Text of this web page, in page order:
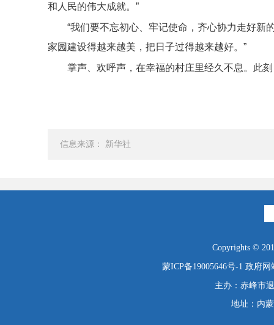
和人民的伟大成就。”
“我们要不忘初心、牢记使命，齐心协力走好
家园建设得越来越美，把日子过得越来越好。”
掌声、欢呼声，在幸福的村庄里经久不息。此
信息来源： 新华社
Copyrights ©
蒙ICP备19005646号-1 政府网
主办：赤峰市
地址：内